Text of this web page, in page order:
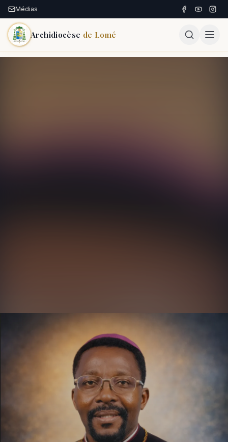
Médias
Archidiocèse de Lomé